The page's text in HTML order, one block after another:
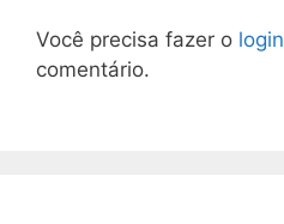
Você precisa fazer o login
comentário.